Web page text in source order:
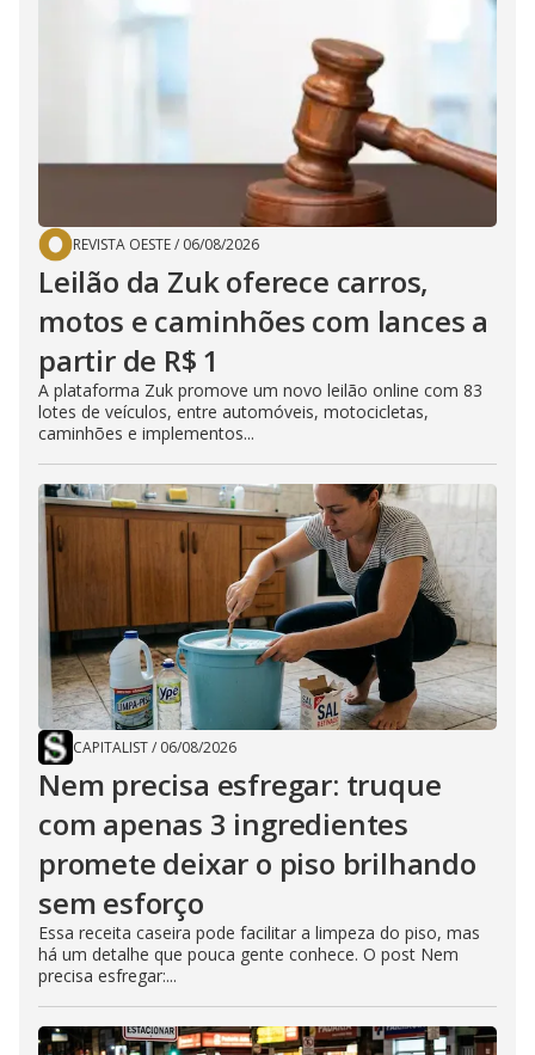
REVISTA OESTE/ 06/08/2026
Leilão da Zuk oferece carros,
motos e caminhões com lances a
partir de R$ 1
A plataforma Zuk promove um novo leilão online com 83
lotes de veículos, entre automóveis, motocicletas,
caminhões e implementos...
CAPITALIST/ 06/08/2026
Nem precisa esfregar: truque
com apenas 3 ingredientes
promete deixar o piso brilhando
sem esforço
Essa receita caseira pode facilitar a limpeza do piso, mas
há um detalhe que pouca gente conhece. O post Nem
precisa esfregar:...